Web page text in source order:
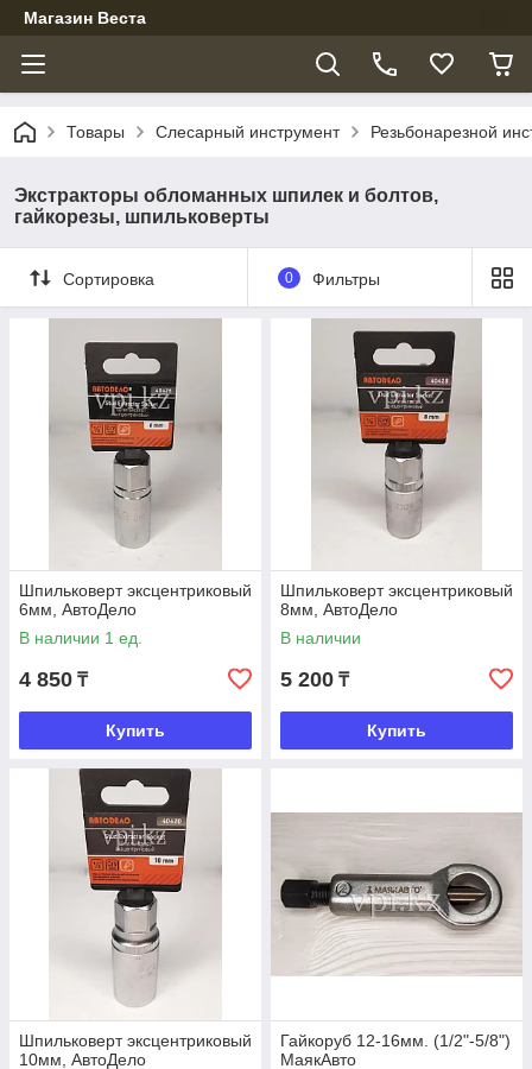
Магазин Веста
Товары Слесарный инструмент Резьбонарезной
Экстракторы обломанных шпилек и болтов,
гайкорезы, шпильковерты
Сортировка 0 Фильтры
Шпильковерт эксцентриковый
6мм, АвтоДело
В наличии 1 ед.
4 850 ₸
Купить
Шпильковерт эксцентриковый
8мм, АвтоДело
В наличии
5 200 ₸
Купить
Шпильковерт эксцентриковый
10мм, АвтоДело
Гайкоруб 12-16мм. (1/2"-5/8")
МаякАвто